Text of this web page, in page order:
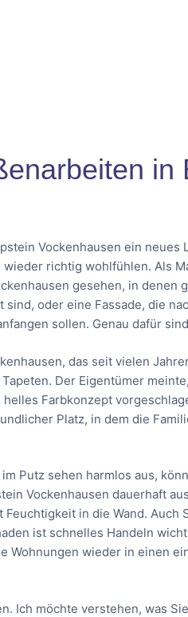
in
Vockenhausen ein neues
richtig wohlfühlen. Als
gesehen, in denen
oder eine Fassade, die
sollen. Genau dafür
das seit vielen
Der Eigentümer
Farbkonzept
Platz, in dem die
Putz sehen harmlos aus,
Vockenhausen dauerhaft
in die Wand. Auch
ist schnelles Handeln
Wohnungen wieder in einen
Ich möchte verstehen, was